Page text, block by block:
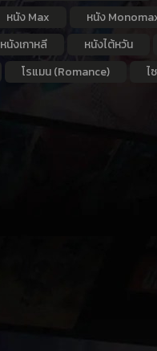
หนัง Max หนัง
หนังเกาหลี หนังไต้หวัน
โรแมน (Romance) ไ